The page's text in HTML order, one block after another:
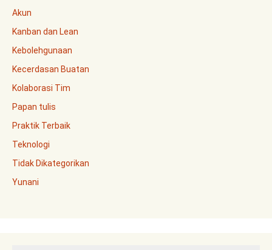
Akun
Kanban dan Lean
Kebolehgunaan
Kecerdasan Buatan
Kolaborasi Tim
Papan tulis
Praktik Terbaik
Teknologi
Tidak Dikategorikan
Yunani